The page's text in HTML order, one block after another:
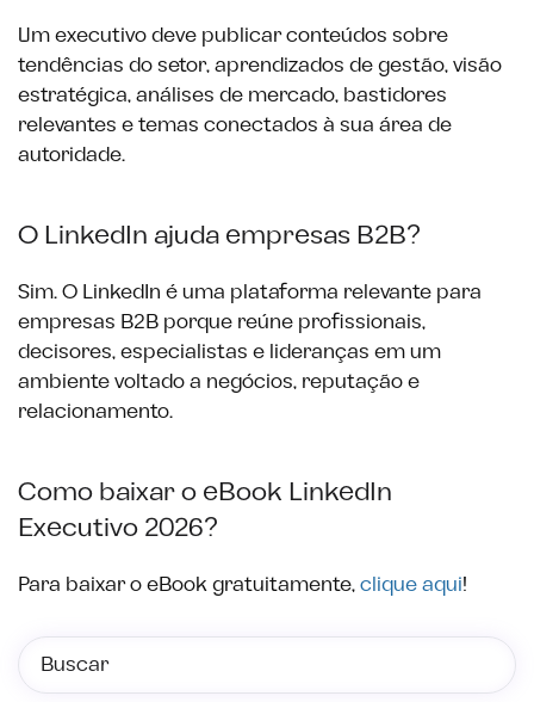
Um executivo deve publicar conteúdos sobre
tendências do setor, aprendizados de gestão, visão
estratégica, análises de mercado, bastidores
relevantes e temas conectados à sua área de
autoridade.
O LinkedIn ajuda empresas B2B?
Sim. O LinkedIn é uma plataforma relevante para
empresas B2B porque reúne profissionais,
decisores, especialistas e lideranças em um
ambiente voltado a negócios, reputação e
relacionamento.
Como baixar o eBook LinkedIn
Executivo 2026?
Para baixar o eBook gratuitamente,clique aqui!